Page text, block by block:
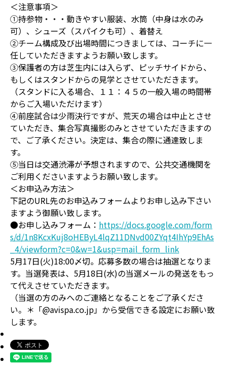
＜注意事項＞
①持参物・・・動きやすい服装、水筒（中身は水のみ
可）、シューズ（スパイクも可）、着替え
②チーム構成及び出場時間につきましては、コーチに一
任していただきますようお願い致します。
③保護者の方は芝生内には入らず、ピッチサイドから、
もしくはスタンドからの見学とさせていただきます。
（スタンドに入る場合、１１：４５の一般入場の時間帯
からご入場いただけます）
④前座試合は少雨決行ですが、荒天の場合は中止とさせ
ていただき、集合写真撮影のみとさせていただきますの
で、ご了承ください。決定は、集合の際に通達致しま
す。
⑤当日は交通渋滞が予想されますので、公共交通機関を
ご利用くださいますようお願い致します。
＜お申込み方法＞
下記のURL先のお申込みフォームよりお申し込み下さい
ますよう御願い致します。
●お申し込みフォーム： https://docs.google.com/form
s/d/1n8KcxKuj8oHEByL4lqZ11DNvd00ZYqt4IhYp9EhAs
_4/viewform?c=0&w=1&usp=mail_form_link
5月17日(火)18:00〆切。応募多数の場合は抽選となりま
す。当選発表は、5月18日(水)の当選メールの発送をもっ
て代えさせていただきます。
（当選の方のみへのご連絡となることをご了承くださ
い。＊「@avispa.co.jp」から受信できる設定にお願い致
します。